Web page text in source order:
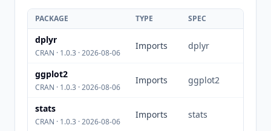
PACKAGE TYPE SPEC
dplyr
CRAN · 1.0.3 · 2026-08-06
Imports dplyr
ggplot2
CRAN · 1.0.3 · 2026-08-06
Imports ggplot2
stats
CRAN · 1.0.3 · 2026-08-06
Imports stats